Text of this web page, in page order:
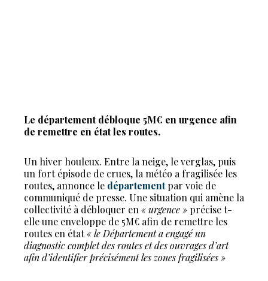
Le département débloque 5M€ en urgence afin
de remettre en état les routes.
Un hiver houleux. Entre la neige, le verglas, puis
un fort épisode de crues, la météo a fragilisée les
routes, annonce le département par voie de
communiqué de presse. Une situation qui amène la
collectivité à débloquer en « urgence » précise t-
elle une enveloppe de 5M€ afin de remettre les
routes en état« le Département a engagé un
diagnostic complet des routes et des ouvrages d’art
afin d’identifier précisément les zones fragilisées »